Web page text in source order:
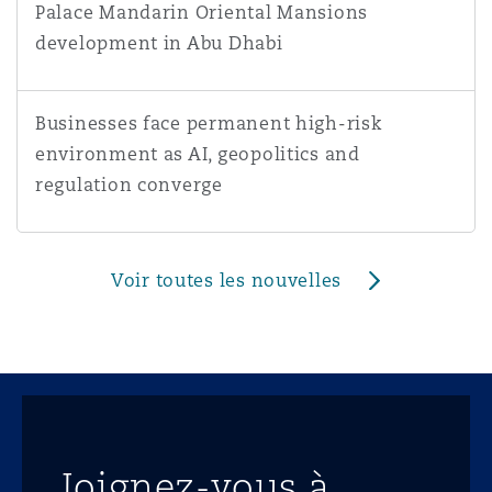
Palace Mandarin Oriental Mansions
development in Abu Dhabi
Businesses face permanent high-risk
environment as AI, geopolitics and
regulation converge
Voir toutes les nouvelles